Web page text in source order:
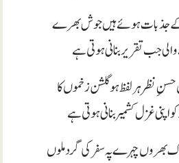
کے جذبات ہوئے ہیں جوش بھرے
جب تقریر بنانی ہوتی ہے
نظر ہر لفظ ہو گلشن زخموں کا
غزل کشمیر بنانی ہوتی ہے
چہرے پہ سفر کی گرد ملوں